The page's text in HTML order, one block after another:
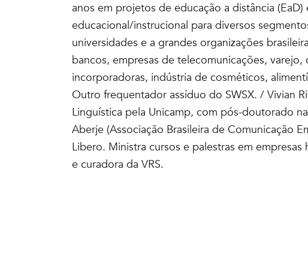
anos em projetos de educação a distância (EaD)
educacional/instrucional para diversos
universidades e a grandes organizações
bancos, empresas de telecomunicações, varejo,
incorporadoras, indústria de cosméticos,
Outro frequentador assíduo do SWSX. / Vivian
Linguística pela Unicamp, com pós-doutorado na
Aberje (Associação Brasileira de Comunicação
Libero. Ministra cursos e palestras em empresas
e curadora da VRS.